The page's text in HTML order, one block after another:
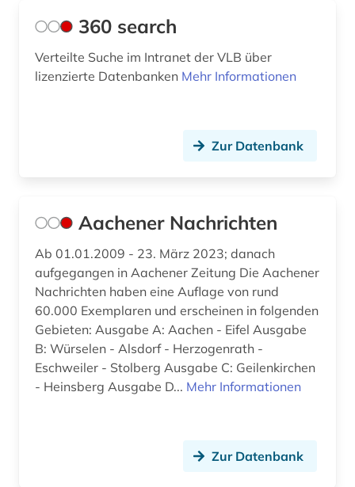
autor (2)
av-medienarbeit (1)
avantgarde (1)
bachelorarbeit (3)
bad kissingen (1)
baden (2)
baden-württemberg (21)
360 search
Verteilte Suche im Intranet der VLB über
lizenzierte Datenbanken Mehr Informationen
Zur Datenbank
Aachener Nachrichten
Ab 01.01.2009 - 23. März 2023; danach
aufgegangen in Aachener Zeitung Die Aachener
Nachrichten haben eine Auflage von rund
60.000 Exemplaren und erscheinen in folgenden
Gebieten: Ausgabe A: Aachen - Eifel Ausgabe
B: Würselen - Alsdorf - Herzogenrath -
Eschweiler - Stolberg Ausgabe C: Geilenkirchen
- Heinsberg Ausgabe D... Mehr Informationen
Zur Datenbank